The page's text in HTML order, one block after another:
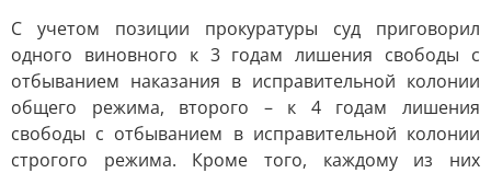
С учетом позиции прокуратуры суд приговорил
одного виновного к 3 годам лишения свободы с
отбыванием наказания в исправительной колонии
общего режима, второго – к 4 годам лишения
свободы с отбыванием в исправительной колонии
строгого режима. Кроме того, каждому из них